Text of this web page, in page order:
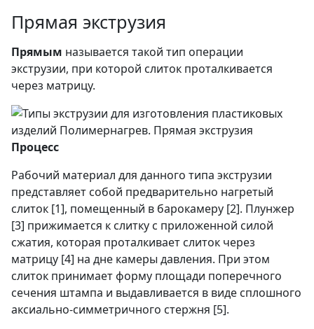
Прямая экструзия
Прямым называется такой тип операции
экструзии, при которой слиток проталкивается
через матрицу.
Процесс
Рабочий материал для данного типа экструзии
представляет собой предварительно нагретый
слиток [1], помещенный в барокамеру [2]. Плунжер
[3] прижимается к слитку с приложенной силой
сжатия, которая проталкивает слиток через
матрицу [4] на дне камеры давления. При этом
слиток принимает форму площади поперечного
сечения штампа и выдавливается в виде сплошного
аксиально-симметричного стержня [5].